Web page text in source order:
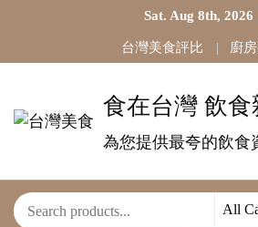
Sat. Aug 8th, 2026
台灣美食評比 廚
食在台灣 飲食
為您提供最夸的飲食